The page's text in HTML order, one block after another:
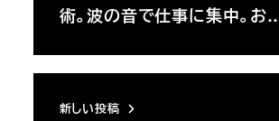
術。波の音で仕事に集中。お
新しい投稿